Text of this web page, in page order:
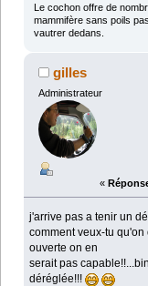
Le cochon offre de
mammifère sans poils
vautrer dedans.
gilles
Administrateur
«
j'arrive pas a tenir un
comment veux-tu
ouverte on en
serait pas
déréglée!!!